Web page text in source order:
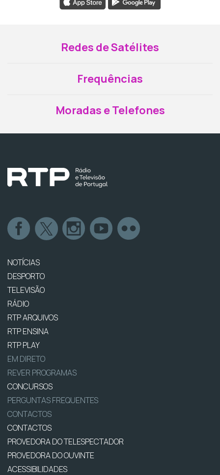
Redes de Satélites
Frequências
Moradas e Telefones
NOTÍCIAS
DESPORTO
TELEVISÃO
RÁDIO
RTP ARQUIVOS
RTP ENSINA
RTP PLAY
EM DIRETO
REVER PROGRAMAS
CONCURSOS
PERGUNTAS FREQUENTES
CONTACTOS
CONTACTOS
PROVEDORA DO TELESPECTADOR
PROVEDORA DO OUVINTE
ACESSIBILIDADES